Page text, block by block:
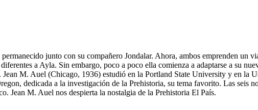
junto con su compañero Jondalar. Ahora, ambos emprenden un
a Ayla. Sin embargo, poco a poco ella comienza a adaptarse a su
Jean M. Auel (Chicago, 1936) estudió en la Portland State University y en
dedicada a la investigación de la Prehistoria, su tema favorito. Las seis
Jean M. Auel nos despierta la nostalgia de la Prehistoria El País.